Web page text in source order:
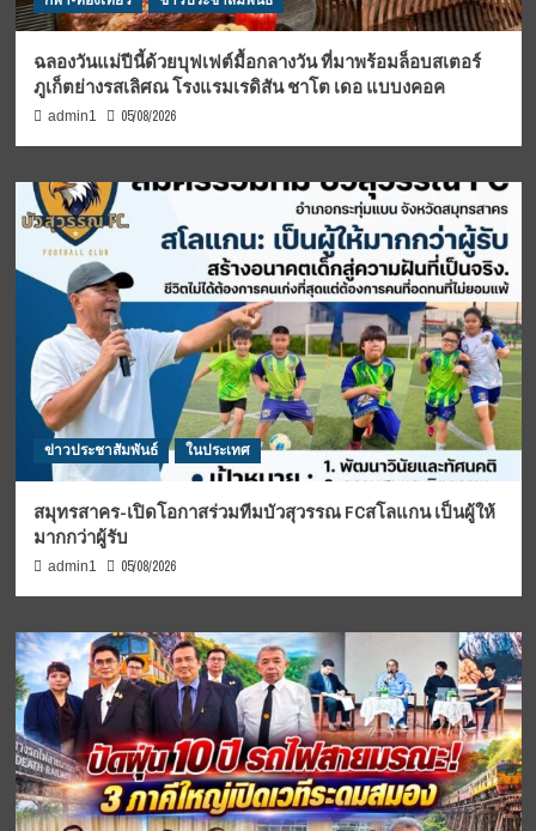
ฉลองวันแม่ปีนี้ด้วยบุฟเฟต์มื้อกลางวัน ที่มาพร้อมล็อบสเตอร์
ภูเก็ตย่างรสเลิศณ โรงแรมเรดิสัน ชาโต เดอ แบบงคอค
admin1 05/08/2026
ข่าวประชาสัมพันธ์ ในประเทศ
สมุทรสาคร-เปิดโอกาสร่วมทีมบัวสุวรรณ FCสโลแกน เป็นผู้ให้
มากกว่าผู้รับ
admin1 05/08/2026